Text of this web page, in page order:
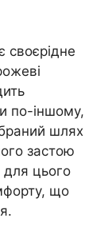
по-іншому,
шлях
застою
для цього
що